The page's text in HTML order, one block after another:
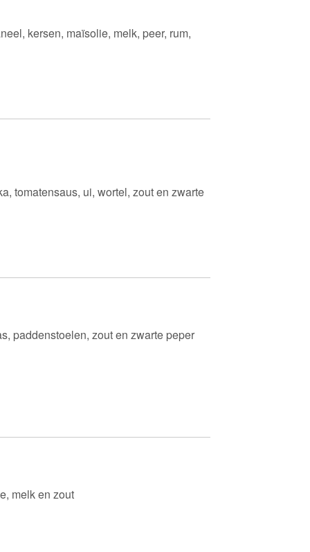
kersen, maïsolie, melk, peer, rum,
tomatensaus, ui, wortel, zout en zwarte
paddenstoelen, zout en zwarte peper
melk en zout